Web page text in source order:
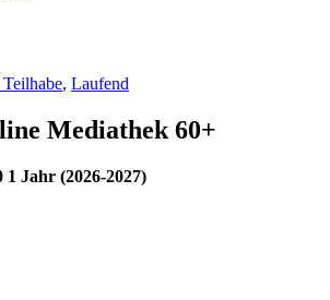
, Laufend
Mediathek 60+
1 Jahr (2026-2027)